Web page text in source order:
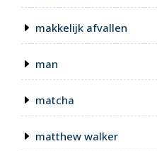
makkelijk afvallen
man
matcha
matthew walker